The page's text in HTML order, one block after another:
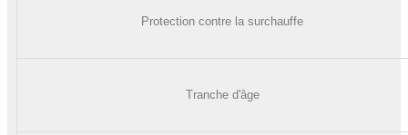
Protection contre la surchauffe
Tranche d'âge